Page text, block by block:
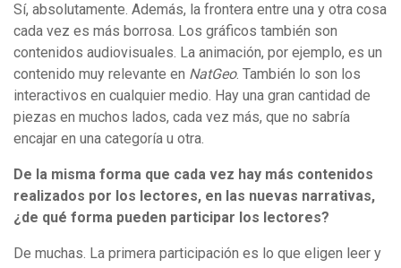
Sí, absolutamente. Además, la frontera entre una y otra cosa
cada vez es más borrosa. Los gráficos también son
contenidos audiovisuales. La animación, por ejemplo, es un
contenido muy relevante en NatGeo. También lo son los
interactivos en cualquier medio. Hay una gran cantidad de
piezas en muchos lados, cada vez más, que no sabría
encajar en una categoría u otra.
De la misma forma que cada vez hay más contenidos
realizados por los lectores, en las nuevas narrativas,
¿de qué forma pueden participar los lectores?
De muchas. La primera participación es lo que eligen leer y